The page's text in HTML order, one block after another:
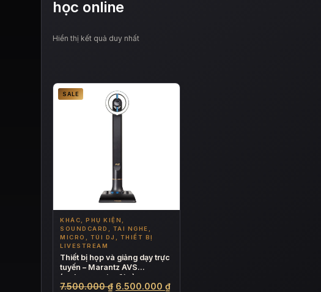
học online
Hiển thị kết quả duy nhất
SALE
KHÁC, PHỤ KIỆN,
SOUNDCARD, TAI NGHE,
MICRO, TÚI DJ, THIẾT BỊ
LIVESTREAM
Thiết bị họp và giảng dạy trực
tuyến – Marantz AVS
(webcam, mic, đèn)
7.500.000₫ Giá
6.500.000 ₫Giá